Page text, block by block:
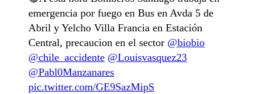
emergencia por fuego en Bus en Avda 5 de
Abril y Yelcho Villa Francia en Estación
Central, precaucion en el sector @biobio
@chile_accidente @Louisvasquez23
@Pabl0Manzanares
pic.twitter.com/GE9SazMipS